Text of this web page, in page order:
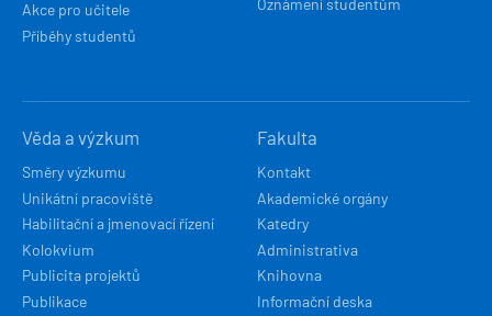
Akce pro učitele
Příběhy studentů
Věda a výzkum
Směry výzkumu
Unikátní pracoviště
Habilitační a jmenovací řízení
Kolokvium
Publicita projektů
Publikace
Fakulta
Kontakt
Akademické orgány
Katedry
Administrativa
Knihovna
Informační deska